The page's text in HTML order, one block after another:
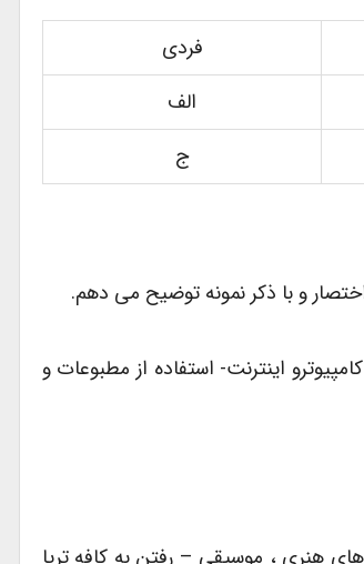
فردی
الف
ج
و با ذکر نمونه توضیح می دهم.
اینترنت- استفاده از مطبوعات و
هنری ، موسیقی – رفتن به کافه تریا